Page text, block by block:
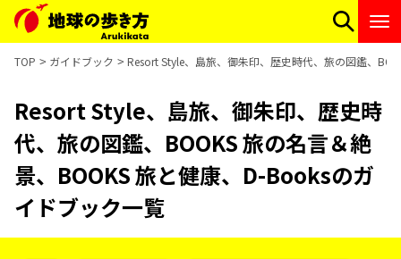
TOP ガイドブック Resort Style、島旅、御朱印、歴史時代、旅の図鑑、
Resort Style、島旅、御朱印、歴史時
代、旅の図鑑、BOOKS 旅の名言＆絶
景、BOOKS 旅と健康、D-Booksのガ
イドブック一覧